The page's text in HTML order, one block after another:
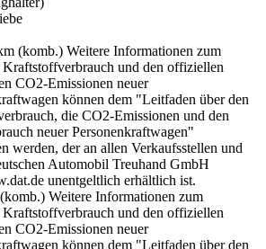
(komb.) Weitere Informationen zum
und den offiziellen
CO2-Emissionen neuer
können dem "Leitfaden über den
die CO2-Emissionen und den
neuer Personenkraftwagen"
werden, der an allen Verkaufsstellen und
Automobil Treuhand GmbH
unentgeltlich erhältlich ist.
Weitere Informationen zum
und den offiziellen
CO2-Emissionen neuer
können dem "Leitfaden über den